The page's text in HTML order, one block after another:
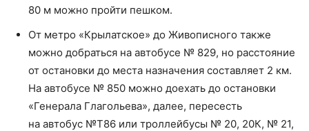
80 м можно пройти пешком.
От метро «Крылатское» до Живописного также
можно добраться на автобусе № 829, но расстояние
от остановки до места назначения составляет 2 км.
На автобусе № 850 можно доехать до остановки
«Генерала Глагольева», далее, пересесть
на автобус №Т86 или троллейбусы № 20, 20К, № 21,